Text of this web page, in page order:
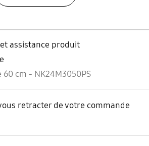
assistance produit
cm - NK24M3050PS
retracter de votre commande